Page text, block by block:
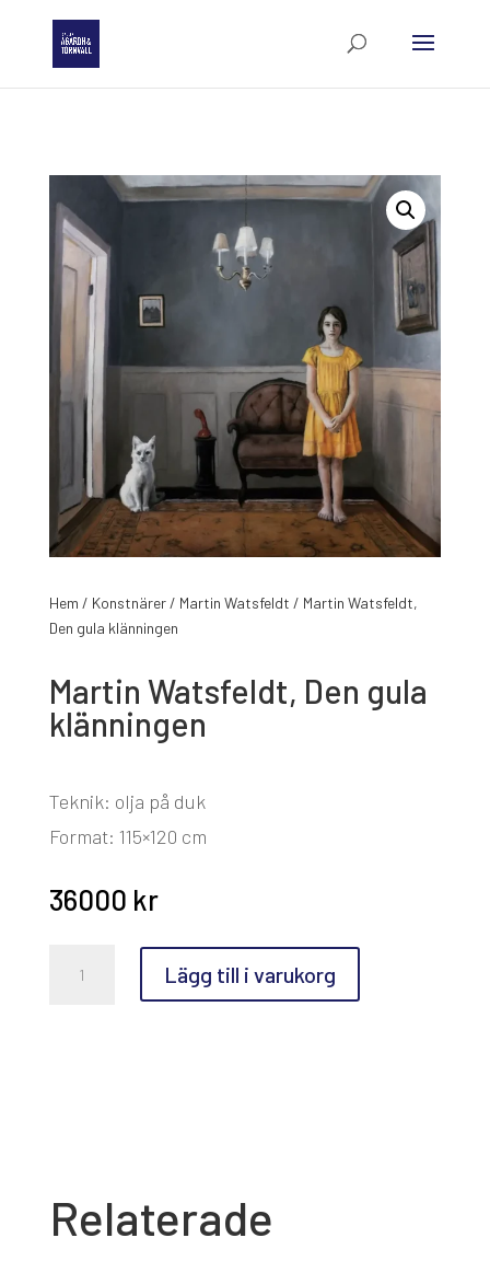
Hem / Konstnärer/ Martin Watsfeldt / Martin Watsfeldt,
Den gula klänningen
Martin Watsfeldt, Den gula
klänningen
Teknik: olja på duk
Format: 115×120 cm
36000 kr
Watsfeldt,
Lägg till i varukorg
Relaterade